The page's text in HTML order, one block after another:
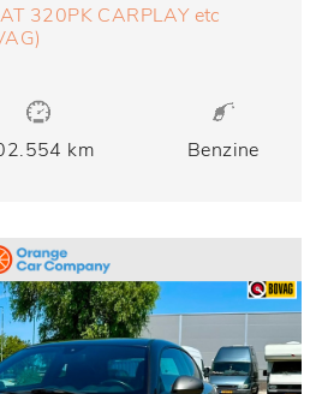
320PK CARPLAY etc
km Benzine